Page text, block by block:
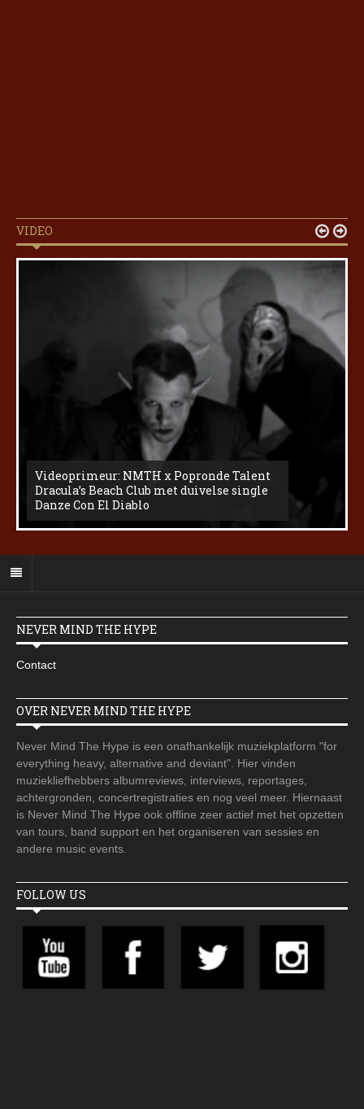
VIDEO
Videoprimeur: NMTH x Popronde Talent
Dracula’s Beach Club met duivelse single
Danze Con El Diablo
 
NEVER MIND THE HYPE
Contact
OVER NEVER MIND THE HYPE
Never Mind The Hype is een onafhankelijk muziekplatform "for
everything heavy, alternative and deviant". Hier vinden
muziekliefhebbers albumreviews, interviews, reportages,
achtergronden, concertregistraties en nog veel meer. Hiernaast
is Never Mind The Hype ook offline zeer actief met het opzetten
van tours, band support en het organiseren van sessies en
andere music events.
FOLLOW US